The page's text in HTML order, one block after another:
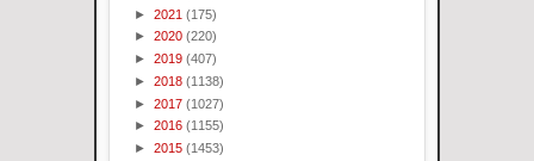
► 2021 (175)
► 2020 (220)
► 2019 (407)
► 2018 (1138)
► 2017 (1027)
► 2016 (1155)
► 2015 (1453)